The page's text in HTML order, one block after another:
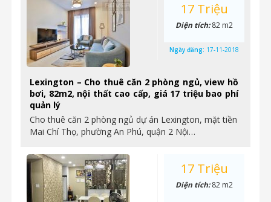
Lexington – Cho thuê căn 2 phòng ngủ, view hồ
bơi, 82m2, nội thất cao cấp, giá 17 triệu bao phí
quản lý
Cho thuê căn 2 phòng ngủ dự án Lexington, mặt tiền
Mai Chí Thọ, phường An Phú, quận 2 Nội…
17 Triệu
Diện tích:82 m2
Ngày đăng: 17-11-2018
17 Triệu
Diện tích:82 m2